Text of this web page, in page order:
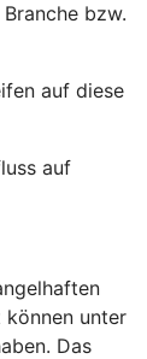
bzw.
auf diese
auf
können unter
Das